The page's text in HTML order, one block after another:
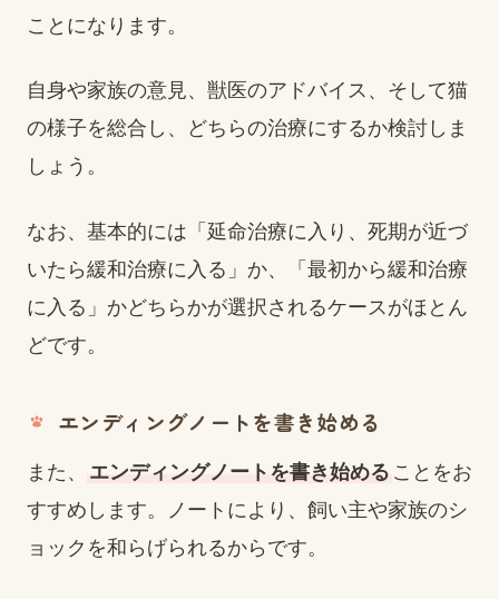
ことになります。
自身や家族の意見、獣医のアドバイス、そして猫
の様子を総合し、どちらの治療にするか検討しま
しょう。
なお、基本的には「延命治療に入り、死期が近づ
いたら緩和治療に入る」か、「最初から緩和治療
に入る」かどちらかが選択されるケースがほとん
どです。
エンディングノートを書き始める
また、 エンディングノートを書き始める ことをお
すすめします。ノートにより、飼い主や家族のシ
ョックを和らげられるからです。